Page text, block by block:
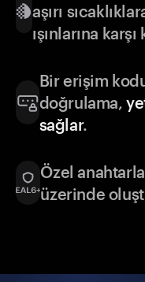
aşırı
ışınlarına
Bir erişim
doğrulama,
sağlar.
Özel
üzerinde